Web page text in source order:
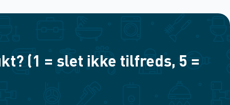
(1 = slet ikke tilfreds, 5 =